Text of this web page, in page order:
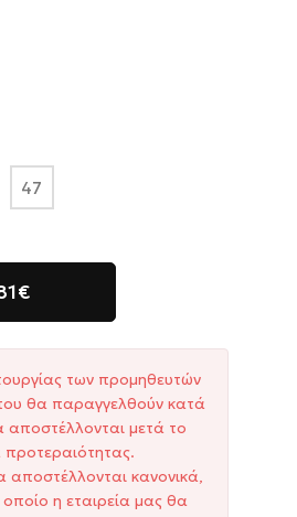
47
των προμηθευτών
θα παραγγελθούν κατά
αποστέλλονται μετά το
αποστέλλονται κανονικά,
η εταιρεία μας θα